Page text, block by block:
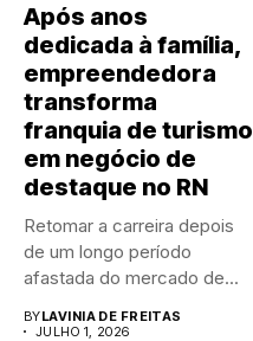
Após anos
dedicada à família,
empreendedora
transforma
franquia de turismo
em negócio de
destaque no RN
Retomar a carreira depois
de um longo período
afastada do mercado de...
BYLAVINIA DE FREITAS
JULHO 1, 2026